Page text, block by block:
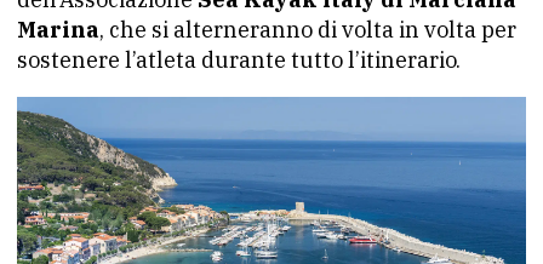
Marina, che si alterneranno di volta in volta per
sostenere l’atleta durante tutto l’itinerario.